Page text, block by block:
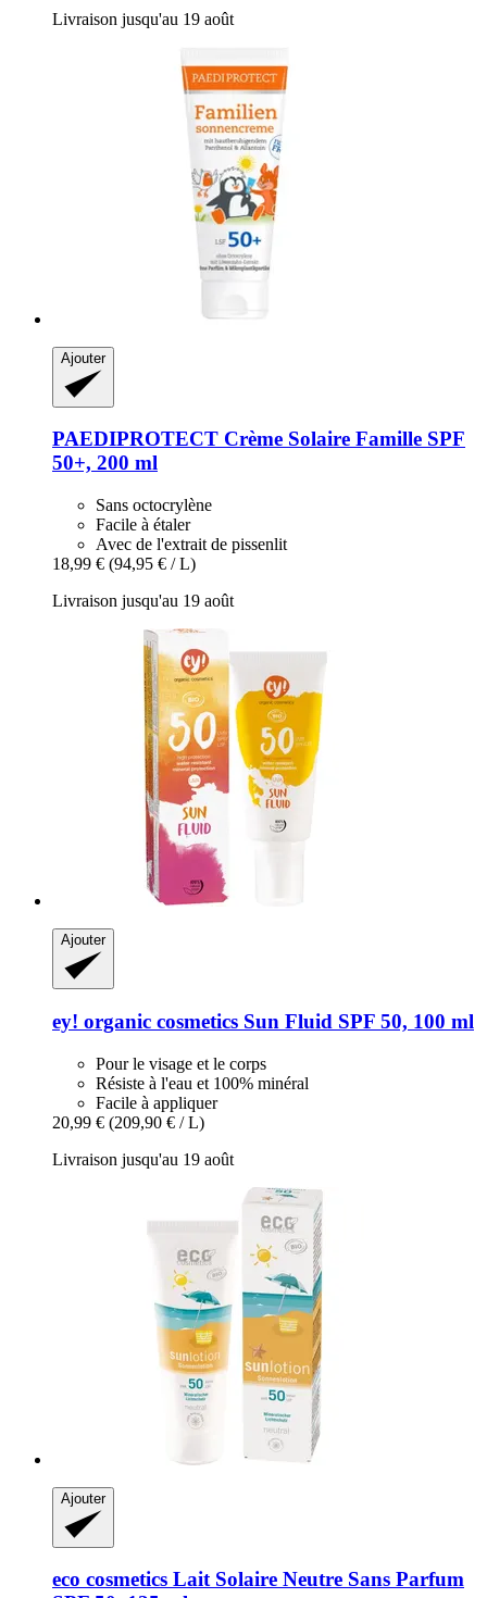
Livraison jusqu'au 19 août
Ajouter
PAEDIPROTECT Crème Solaire Famille SPF
50+, 200 ml
Sans octocrylène
Facile à étaler
Avec de l'extrait de pissenlit
18,99 € (94,95 € / L)
Livraison jusqu'au 19 août
Ajouter
ey! organic cosmetics Sun Fluid SPF 50, 100 ml
Pour le visage et le corps
Résiste à l'eau et 100% minéral
Facile à appliquer
20,99 € (209,90 € / L)
Livraison jusqu'au 19 août
Ajouter
eco cosmetics Lait Solaire Neutre Sans Parfum